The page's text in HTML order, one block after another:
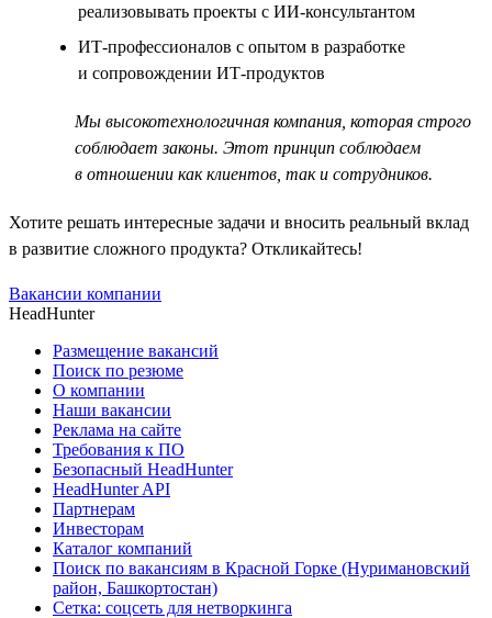
реализовывать проекты с ИИ-консультантом
ИТ-профессионалов с опытом в разработке
и сопровождении ИТ-продуктов
Мы высокотехнологичная компания, которая строго
соблюдает законы. Этот принцип соблюдаем
в отношении как клиентов, так и сотрудников.
Хотите решать интересные задачи и вносить реальный вклад
в развитие сложного продукта? Откликайтесь!
Вакансии компании
HeadHunter
Размещение вакансий
Поиск по резюме
О компании
Наши вакансии
Реклама на сайте
Требования к ПО
Безопасный HeadHunter
HeadHunter API
Партнерам
Инвесторам
Каталог компаний
Поиск по вакансиям в Красной Горке (Нуримановский
район, Башкортостан)
Сетка: соцсеть для нетворкинга